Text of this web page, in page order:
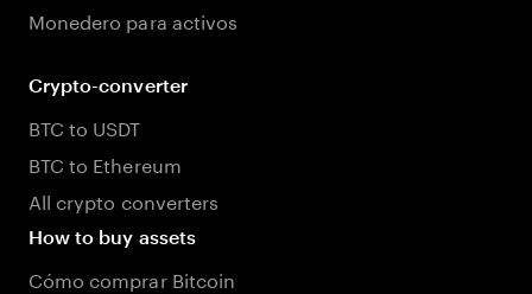
Monedero para activos
Crypto-converter
BTC to USDT
BTC to Ethereum
All crypto converters
How to buy assets
Cómo comprar Bitcoin